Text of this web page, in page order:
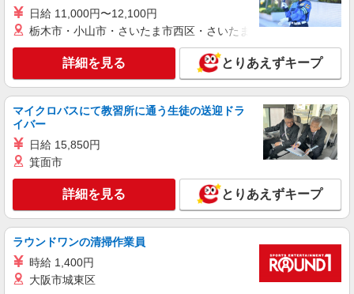
アルバイト
ライフ川崎京町店（店舗コード861）
品出し（商品陳列）
ライフ川崎京町店 神奈川県川崎市川崎区京町
3-21-1
キープ 詳細を見る
アルバイト
ライフ川崎京町店（店舗コード861）
（早朝）荷受け・商品陳列
ライフ川崎京町店 神奈川県川崎市川崎区京町
日給 11,000円〜12,100円
栃木市・小山市・さいたま市西区・さいたま市岩槻区・久喜市・
詳細を見る とりあえずキープ
マイクロバスにて教習所に通う生徒の送迎ドラ
イバー
日給 15,850円
箕面市
詳細を見る とりあえずキープ
ラウンドワンの清掃作業員
時給 1,400円
大阪市城東区